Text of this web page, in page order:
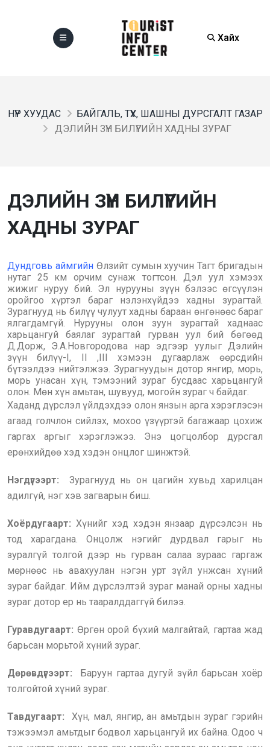
Хайх
НҮҮР ХУУДАС
БАЙГАЛЬ, ТҮҮХ, ШАШНЫ ДУРСГАЛТ ГАЗАР
ДЭЛИЙН ЗҮҮН БИЛҮҮГИЙН ХАДНЫ ЗУРАГ
ДЭЛИЙН ЗҮҮН БИЛҮҮГИЙН
ХАДНЫ ЗУРАГ
Дундговь аймгийнӨлзийт сумын хуучин Тагт бригадын
нутаг 25 км орчим сунаж тогтсон. Дэл уул хэмээх
жижиг нуруу бий. Эл нурууны зүүн бэлээс өгсүүлэн
оройгоо хүртэл бараг нэлэнхүйдээ хадны зурагтай.
Зурагнууд нь билүү чулуут хадны бараан өнгөнөөс бараг
ялгагдамгүй. Нурууны олон зуун зурагтай хаднаас
харьцангуй баялаг зурагтай гурван уул бий бөгөөд
Д.Дорж, Э.А.Новгородова нар эдгээр уулыг Дэлийн
зүүн билүү-I, II ,III хэмээн дугаарлаж өөрсдийн
бүтээлдээ нийтэлжээ. Зурагнуудын дотор янгир, морь,
морь унасан хүн, тэмээний зураг бусдаас харьцангуй
олон. Мөн хүн амьтан, шувууд, могойн зураг ч байдаг.
Хаданд дүрслэл үйлдэхдээ олон янзын арга хэрэглэсэн
агаад голчлон сийлэх, мохоо үзүүртэй багажаар цохиж
гаргах аргыг хэрэглэжээ. Энэ цогцолбор дурсгал
ерөнхийдөө хэд хэдэн онцлог шинжтэй.
Нэгдүгээрт: Зурагнууд нь он цагийн хувьд харилцан
адилгүй, нэг хэв загварын биш.
Хоёрдугаарт: Хүнийг хэд хэдэн янзаар дүрсэлсэн нь
тод харагдана. Онцолж нэгийг дурдвал гарыг нь
зуралгүй толгой дээр нь гурван салаа зураас гаргаж
мөрнөөс нь авахуулан нэгэн урт зүйл унжсан хүний
зураг байдаг. Ийм дүрслэлтэй зураг манай орны хадны
зураг дотор ер нь тааралддаггүй билээ.
Гуравдугаарт: Өргөн орой бүхий малгайтай, гартаа жад
барьсан морьтой хүний зураг.
Дөрөвдүгээрт: Баруун гартаа дугуй зүйл барьсан хоёр
толгойтой хүний зураг.
Тавдугаарт:
Хүн, мал, янгир, ан амьтдын зураг гэрийн
тэжээмэл амьтдыг бодвол харьцангуй их байна. Одоо ч